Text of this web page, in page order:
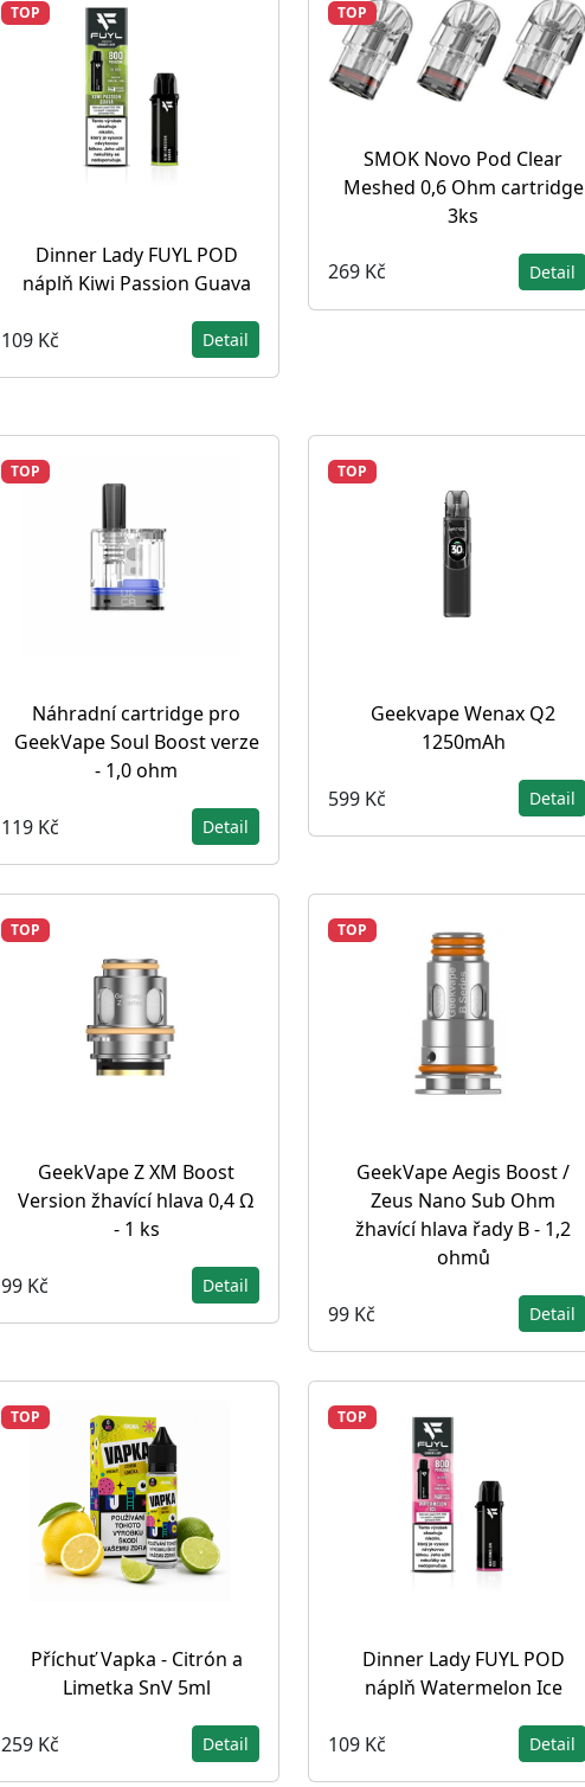
TOP
Dinner Lady FUYL POD
náplň Kiwi Passion Guava
109 Kč Detail
TOP
SMOK Novo Pod Clear
Meshed 0,6 Ohm cartridge
3ks
269 Kč Detail
TOP
Náhradní cartridge pro
GeekVape Soul Boost verze
- 1,0 ohm
119 Kč Detail
TOP
Geekvape Wenax Q2
1250mAh
599 Kč Detail
TOP
GeekVape Z XM Boost
Version žhavící hlava 0,4 Ω
- 1 ks
99 Kč Detail
TOP
GeekVape Aegis Boost /
Zeus Nano Sub Ohm
žhavící hlava řady B - 1,2
ohmů
99 Kč Detail
TOP
Příchuť Vapka - Citrón a
Limetka SnV 5ml
259 Kč Detail
TOP
Dinner Lady FUYL POD
náplň Watermelon Ice
109 Kč Detail